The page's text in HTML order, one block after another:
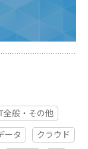
全般・その他
ータ
クラウド